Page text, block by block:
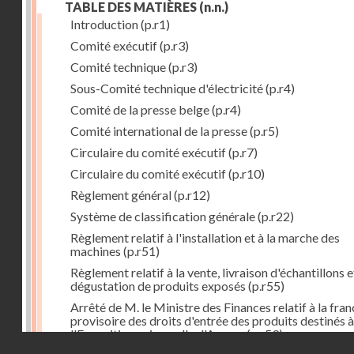
TABLE DES MATIÈRES (n.n.)
Introduction(p.r1)
Comité exécutif(p.r3)
Comité technique(p.r3)
Sous-Comité technique d'électricité(p.r4)
Comité de la presse belge(p.r4)
Comité international de la presse(p.r5)
Circulaire du comité exécutif(p.r7)
Circulaire du comité exécutif(p.r10)
Règlement général(p.r12)
Système de classification générale(p.r22)
Règlement relatif à l'installation et à la marche des
machines (p.r51)
Règlement relatif à la vente, livraison d'échantillons
dégustation de produits exposés (p.r55)
Arrêté de M. le Ministre des Finances relatif à la
provisoire des droits d'entrée des produits destinés à
l'Exposition universelle d'Anvers(p.r59)